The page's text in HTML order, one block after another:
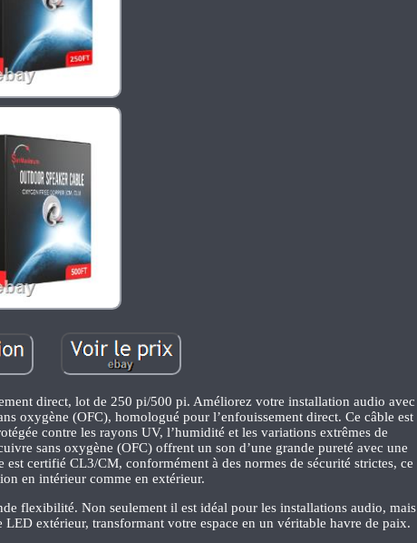
direct, lot de 250 pi/500 pi. Améliorez votre installation audio avec
oxygène (OFC), homologué pour l’enfouissement direct. Ce câble est
contre les rayons UV, l’humidité et les variations extrêmes de
sans oxygène (OFC) offrent un son d’une grande pureté avec une
certifié CL3/CM, conformément à des normes de sécurité strictes, ce
en intérieur comme en extérieur.
flexibilité. Non seulement il est idéal pour les installations audio, mais
extérieur, transformant votre espace en un véritable havre de paix.